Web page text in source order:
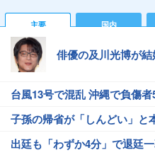
主要 国内
俳優の及川光博が
台風13号で混乱 沖縄で負傷者
子孫の帰省が「しんどい」と
出廷も「わずか4分」で退廷